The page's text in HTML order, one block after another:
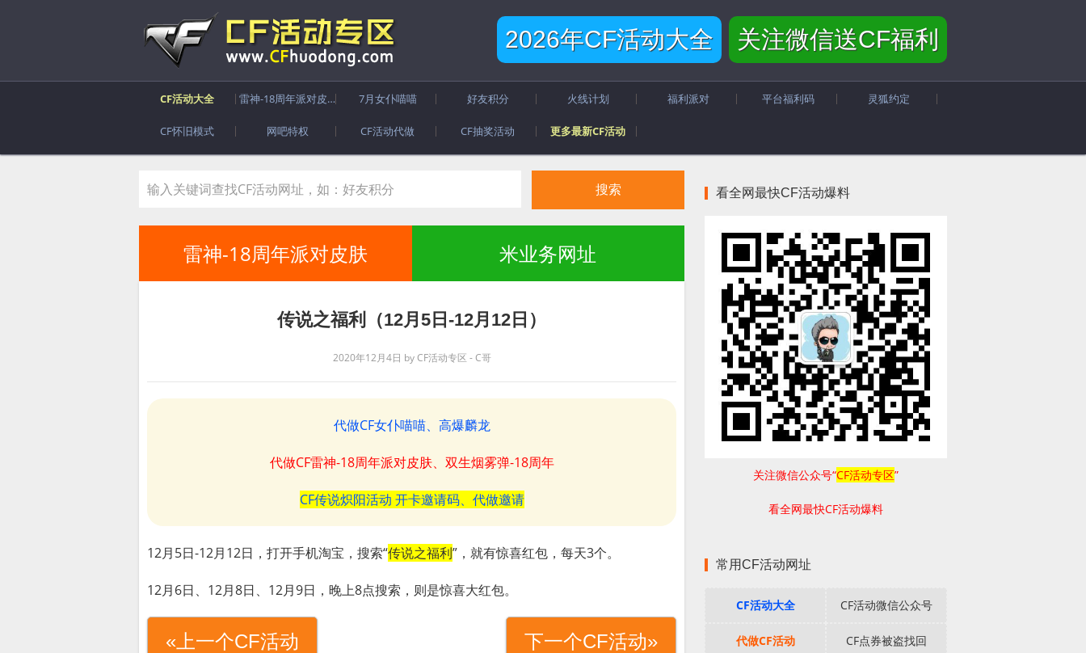
2026年CF活动大全 关注微信送CF福利
CF活动大全 雷神-18周年派对皮肤 7月女仆喵喵 好友积分 火线计划 福利派对 平台福利码 灵狐约定
CF怀旧模式 网吧特权 CF活动代做 CF抽奖活动 更多最新CF活动
雷神-18周年派对皮肤 米业务网址
传说之福利（12月5日-12月12日）
2020年12月4日 byCF活动专区 - C哥
代做CF女仆喵喵、高爆麟龙
代做CF雷神-18周年派对皮肤、双生烟雾弹-18周年
CF传说炽阳活动 开卡邀请码、代做邀请
12月5日-12月12日，打开手机淘宝，搜索“传说之福利”，就有惊喜红包，每天3个。
12月6日、12月8日、12月9日，晚上8点搜索，则是惊喜大红包。
«上一个CF活动 下一个CF活动»
看全网最快CF活动爆料
关注微信公众号“CF活动专区”
看全网最快CF活动爆料
常用CF活动网址
CF活动大全 CF活动微信公众号
代做CF活动 CF点券被盗找回